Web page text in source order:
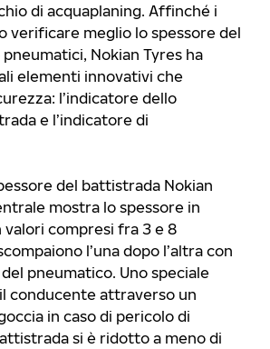
di acquaplaning. Affinché i
verificare meglio lo spessore del
Nokian Tyres ha
elementi innovativi che
l’indicatore dello
e l’indicatore di
del battistrada Nokian
mostra lo spessore in
valori compresi fra 3 e 8
l’una dopo l’altra con
pneumatico. Uno speciale
conducente attraverso un
in caso di pericolo di
si è ridotto a meno di